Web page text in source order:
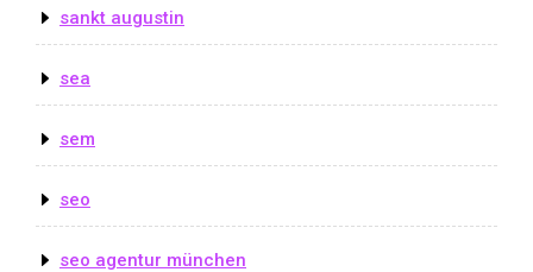
sankt augustin
sea
sem
seo
seo agentur münchen